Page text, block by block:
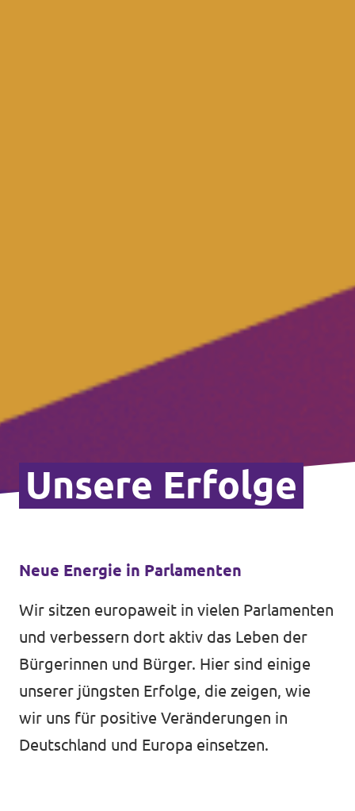
Unsere Erfolge
Neue Energie in Parlamenten
Wir sitzen europaweit in vielen Parlamenten
und verbessern dort aktiv das Leben der
Bürgerinnen und Bürger. Hier sind einige
unserer jüngsten Erfolge, die zeigen, wie
wir uns für positive Veränderungen in
Deutschland und Europa einsetzen.